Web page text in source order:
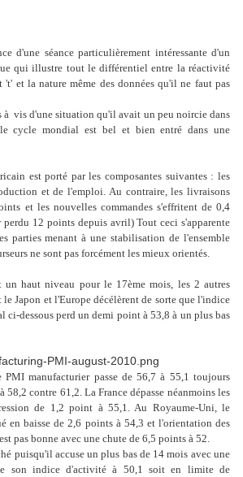
d'une séance particulièrement intéressante d'un
qui illustre tout le différentiel entre la réactivité
't' et la nature même des données qu'il ne faut pas
à vis d'une situation qu'il avait un peu noircie dans
cycle mondial est bel et bien entré dans une
est porté par les composantes suivantes : les
et de l'emploi. Au contraire, les livraisons
et les nouvelles commandes s'effritent de 0,4
12 points depuis avril) Tout ceci s'apparente
parties menant à une stabilisation de l'ensemble
ne sont pas forcément les mieux orientés.
haut niveau pour le 17ème mois, les 2 autres
le Japon et l'Europe décélèrent de sorte que l'indice
ci-dessous perd un demi point à 53,8 à un plus bas
manufacturier passe de 56,7 à 55,1 toujours
58,2 contre 61,2. La France dépasse néanmoins les
de 1,2 point à 55,1. Au Royaume-Uni, le
en baisse de 2,6 points à 54,3 et l'orientation des
pas bonne avec une chute de 6,5 points à 52.
puisqu'il accuse un plus bas de 14 mois avec une
son indice d'activité à 50,1 soit en limite de